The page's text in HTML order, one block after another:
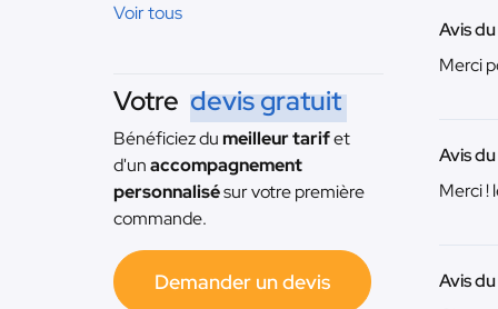
Voir tous
Votre devis gratuit
Bénéficiez dumeilleur tarifet
d'unaccompagnement
personnalisésur votre première
commande.
Demander un devis
Avis
Merci
Avis
Merci !
Avis